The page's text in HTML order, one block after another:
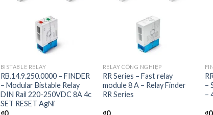
BISTABLE RELAY
RB.14.9.250.0000 – FINDER
– Modular Bistable Relay
DIN Rail 220-250VDC 8A 4c
SET RESET AgNi
₫0
RELAY CÔNG NGHIỆP
RR Series – Fast relay
module 8 A – Relay Finder
RR Series
₫0
–
–
₫0